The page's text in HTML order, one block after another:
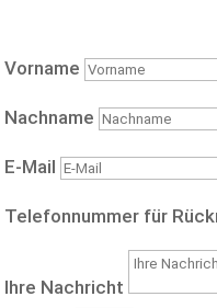
Vorname
Nachname
E-Mail
Telefonnummer für
Ihre Nachricht